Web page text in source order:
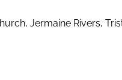
Jermaine Rivers,